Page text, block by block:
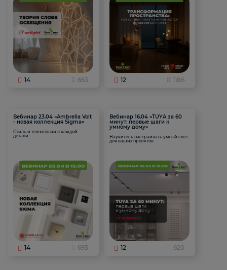
14 663 12 1186
Вебинар 23.04 «Ambrella Volt
- новая коллекция Sigma»
Стиль и технологии в каждой
детали
14 693
Вебинар 16.04 «TUYA за 60
минут: первые шаги к
умному дому»
Научитесь настраивать умный свет
для ваших проектов
12 620